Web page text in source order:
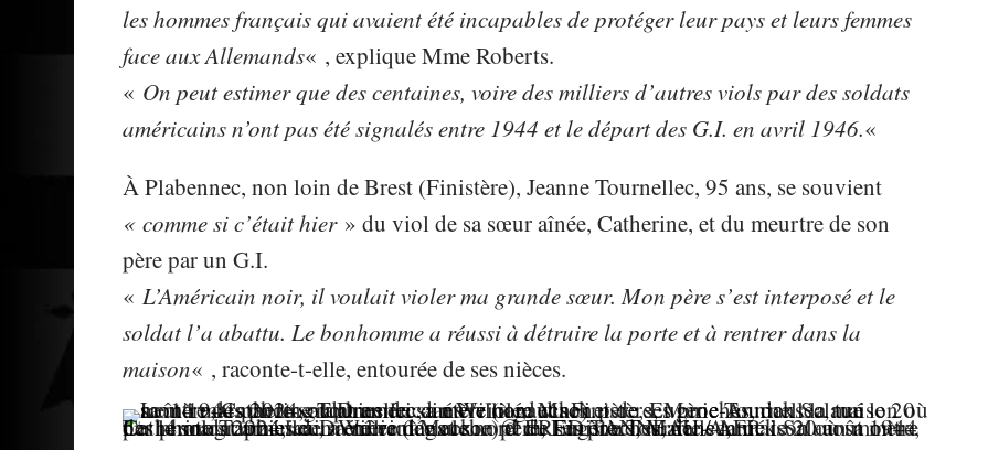
les hommes français qui avaient été incapables de protéger leur pays et leurs femmes
face aux Allemands« , explique Mme Roberts.
« On peut estimer que des centaines, voire des milliers d’autres viols par des soldats
américains n’ont pas été signalés entre 1944 et le départ des G.I. en avril 1946.«
À Plabennec, non loin de Brest (Finistère), Jeanne Tournellec, 95 ans, se souvient
« comme si c’était hier» du viol de sa sœur aînée, Catherine, et du meurtre de son
père par un G.I.
«L’Américain noir, il voulait violer ma grande sœur. Mon père s’est interposé et le
soldat l’a abattu. Le bonhomme a réussi à détruire la porte et à rentrer dans la
maison« , raconte-t-elle, entourée de ses nièces.
Le 14 mars 2024, au Drennec dans le nord du Finistère, Marie-Annick Salaun montre des photographies de sa mère (à gauche) et de ses proches, dans la maison où sa mère, Catherine Tournellec, a été violée et son père, Eugène Tournellec, tué le 20 août 1944 par le soldat américain William Mack. • © FRED TANNEAU / AFP